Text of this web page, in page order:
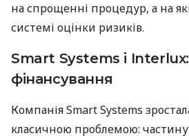
на спрощенні процедур, а на
системі оцінки ризиків.
Smart Systems і
фінансування
Компанія Smart Systems
класичною проблемою: